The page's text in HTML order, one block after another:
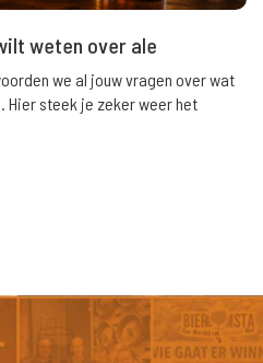
weten over ale
we al jouw vragen over wat
Hier steek je zeker weer het